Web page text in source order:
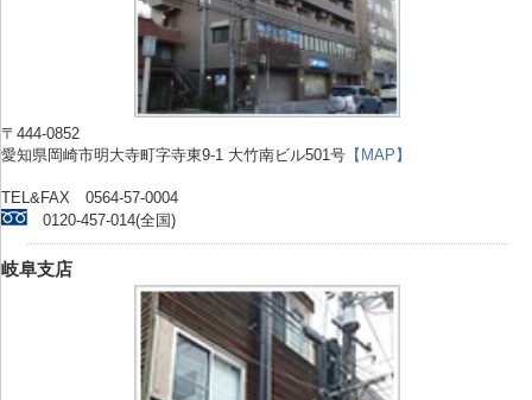
〒444-0852
愛知県岡崎市明大寺町字寺東9-1 大竹南ビル501号 【MAP】
TEL&FAX 0564-57-0004
0120-457-014(全国)
岐阜支店